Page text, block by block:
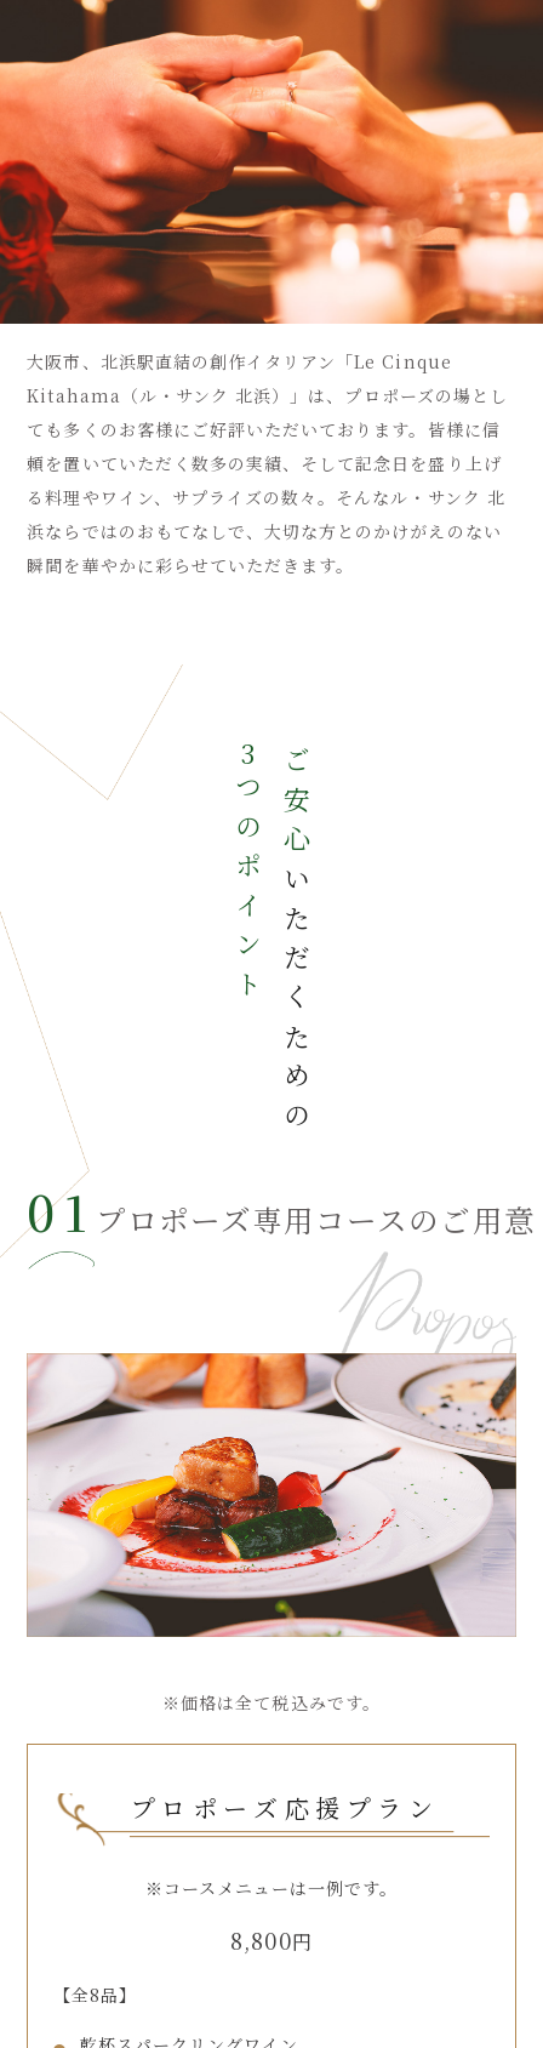
大阪市、北浜駅直結の創作イタリアン「Le Cinque
Kitahama （ル・サンク 北浜）」は、 プロポーズの場とし
ても多くのお客様に ご好評いただいております。 皆様に信
頼を置いていただく数多の実績、そして記念日を盛り上げ
る料理やワイン、サプライズの数々。 そんなル・サンク 北
浜ならではのおもてなしで、大切な方とのかけがえのない
瞬間を華やかに彩らせていただきます。
ご安心
いただくための
3
つのポイント
01 プロポーズ専用コースのご用意
※価格は全て税込みです。
プロポーズ応援プラン
※コースメニューは一例です。
8,800円
【全8品】